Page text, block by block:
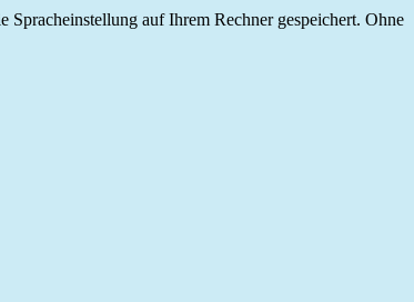
auf Ihrem Rechner gespeichert. Ohne